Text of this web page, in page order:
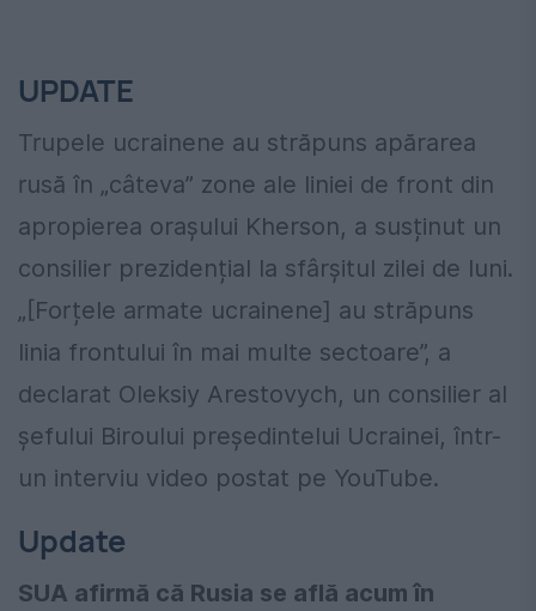
UPDATE
Trupele ucrainene au străpuns apărarea
rusă în „câteva” zone ale liniei de front din
apropierea orașului Kherson, a susținut un
consilier prezidențial la sfârșitul zilei de luni.
„[Forțele armate ucrainene] au străpuns
linia frontului în mai multe sectoare”, a
declarat Oleksiy Arestovych, un consilier al
șefului Biroului președintelui Ucrainei, într-
un interviu video postat pe YouTube.
Update
SUA afirmă că Rusia se află acum în